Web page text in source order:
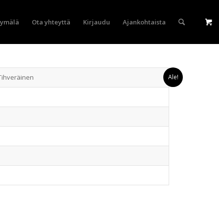
Ota yhteyttä Kirjaudu Ajankohtaista
Ale!